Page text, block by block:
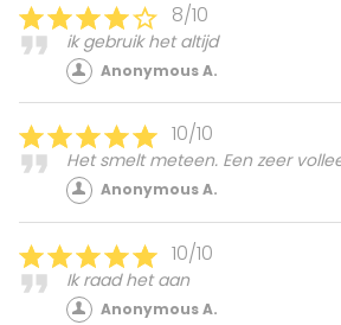
8/10
ik gebruik het altijd
Anonymous A.
10/10
Het smelt meteen. Een zeer
Anonymous A.
10/10
Ik raad het aan
Anonymous A.